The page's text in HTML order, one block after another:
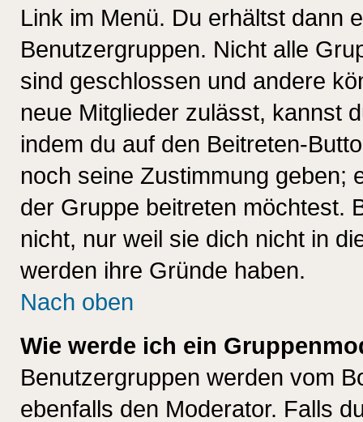
Link im Menü. Du erhältst dann
Benutzergruppen. Nicht alle
sind geschlossen und andere
neue Mitglieder zulässt, kannst
indem du auf den Beitreten-
noch seine Zustimmung geben;
der Gruppe beitreten möchtest.
nicht, nur weil sie dich nicht in
werden ihre Gründe haben.
Nach oben
Wie werde ich ein
Benutzergruppen werden vom
ebenfalls den Moderator. Falls